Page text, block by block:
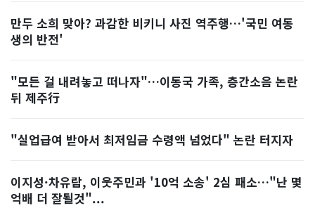
만두 소희 맞아? 과감한 비키니 사진 역주행…'국민 여동
생의 반전'
"모든 걸 내려놓고 떠나자"…이동국 가족, 층간소음 논란
뒤 제주行
"실업급여 받아서 최저임금 수령액 넘었다" 논란 터지자
이지성·차유람, 이웃주민과 '10억 소송' 2심 패소…"난 몇
억배 더 잘될것"...